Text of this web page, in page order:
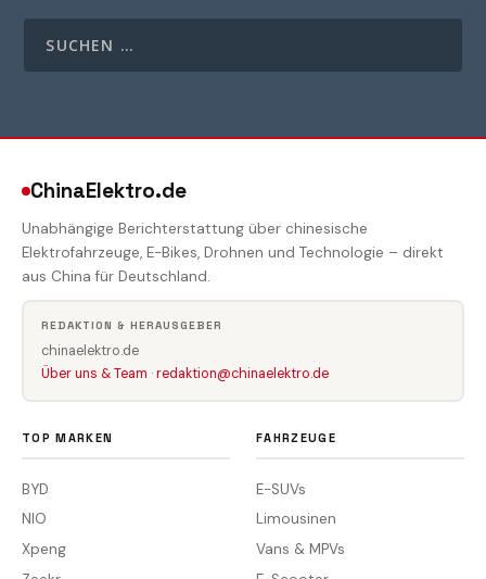
ChinaElektro.de
Unabhängige Berichterstattung über chinesische
Elektrofahrzeuge, E-Bikes, Drohnen und Technologie – direkt
aus China für Deutschland.
REDAKTION & HERAUSGEBER
chinaelektro.de
Über uns & Team ·redaktion@chinaelektro.de
TOP MARKEN
BYD
NIO
Xpeng
FAHRZEUGE
E-SUVs
Limousinen
Vans & MPVs